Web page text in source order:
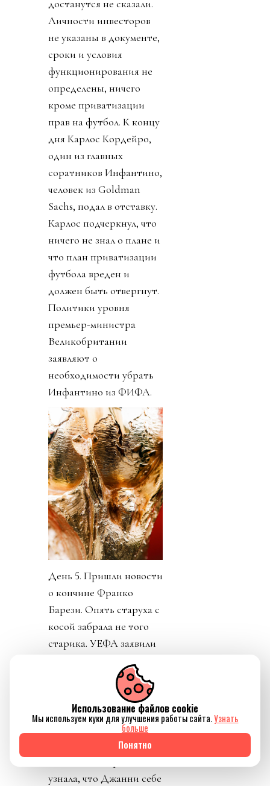
достанутся не сказали.
Личности инвесторов
не указаны в документе,
сроки и условия
функционирования не
определены, ничего
кроме приватизации
прав на футбол. К концу
дня Карлос Кордейро,
один из главных
соратников Инфантино,
человек из Goldman
Sachs, подал в отставку.
Карлос подчеркнул, что
ничего не знал о плане и
что план приватизации
футбола вреден и
должен быть отвергнут.
Политики уровня
премьер-министра
Великобритании
заявляют о
необходимости убрать
Инфантино из ФИФА.
День 5. Пришли новости
о кончине Франко
Барези. Опять старуха с
косой забрала не того
старика. УЕФА заявили
Инфантино. Как
говорится, Борман
понял, что проиграл. На
пятый день Инфантино
заявил, что план
отменяется. Пресса
узнала, что Джанни себе
Использование файлов cookie
Мы используем куки для улучшения работы сайта.Узнать
больше
Понятно